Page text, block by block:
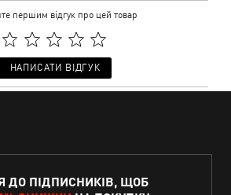
першим відгук про цей товар
НАПИСАТИ ВІДГУК
ДО ПІДПИСНИКІВ, ЩОБ